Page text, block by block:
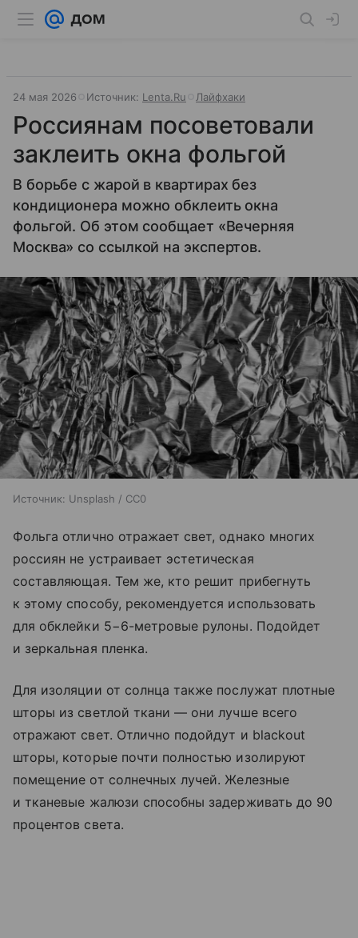
24 мая 2026 Источник: Lenta.Ru Лайфхаки
Россиянам посоветовали
заклеить окна фольгой
В борьбе с жарой в квартирах без
кондиционера можно обклеить окна
фольгой. Об этом сообщает «Вечерняя
Москва» со ссылкой на экспертов.
Источник: Unsplash / CC0
Фольга отлично отражает свет, однако многих
россиян не устраивает эстетическая
составляющая. Тем же, кто решит прибегнуть
к этому способу, рекомендуется использовать
для обклейки 5−6-метровые рулоны. Подойдет
и зеркальная пленка.
Для изоляции от солнца также послужат плотные
шторы из светлой ткани — они лучше всего
отражают свет. Отлично подойдут и blackout
шторы, которые почти полностью изолируют
помещение от солнечных лучей. Железные
и тканевые жалюзи способны задерживать до 90
процентов света.